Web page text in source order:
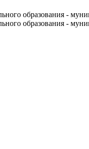
образования -
образования -